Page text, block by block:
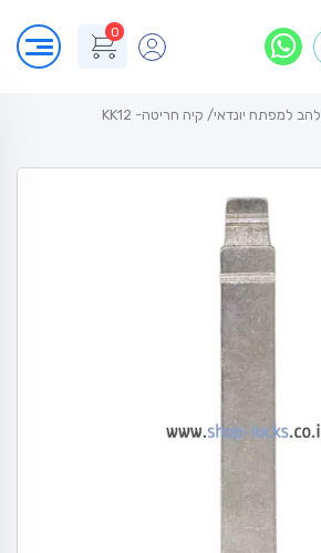
0
להב למפתח יונדאי/ קיה חריטה- KK12